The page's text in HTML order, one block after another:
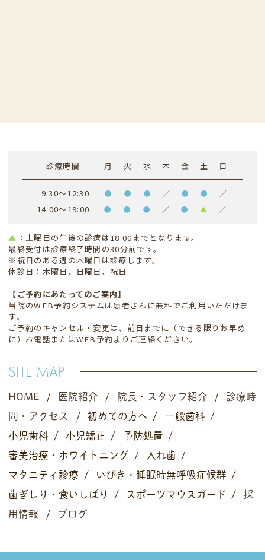
診療時間 月 火 水 木 金 土 日
9:30～12:30 ● ● ● ／ ● ● ／
14:00～19:00 ● ● ● ／ ● ▲ ／
▲ ：土曜日の午後の診療は18:00までとなります。
最終受付は診療終了時間の30分前です。
※祝日のある週の木曜日は診療します。
休診日：木曜日、日曜日、祝日
【ご予約にあたってのご案内】
当院のWEB予約システムは患者さんに無料でご利用いただけま
す。
ご予約のキャンセル・変更は、前日までに（できる限りお早め
に）お電話またはWEB予約よりご連絡ください。
SITE MAP
HOME 医院紹介 院長・スタッフ紹介
診療時
間・アクセス
初めての方へ
一般歯科
小児歯科
小児矯正
予防処置
審美治療・ ホワイトニング
入れ歯
マタニティ診療
いびき・ 睡眠時無呼吸症候群
歯ぎしり・食いしばり
スポーツマウスガード
採
用情報
ブログ